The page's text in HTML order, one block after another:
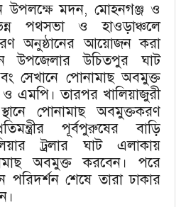
উপলক্ষে মদন, মোহনগঞ্জ ও
পথসভা ও হাওড়াঞ্চলে
অনুষ্ঠানের আয়োজন করা
উপজেলার উচিতপুর ঘাট
সেখানে পোনামাছ অবমুক্ত
ও এমপি। তারপর খালিয়াজুরী
পোনামাছ অবমুক্তকরণ
পূর্বপুরুষের বাড়ি
ট্রলার ঘাট এলাকায়
অবমুক্ত করবেন। পরে
পরিদর্শন শেষে তারা ঢাকার